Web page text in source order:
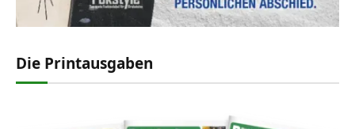
Die Printausgaben